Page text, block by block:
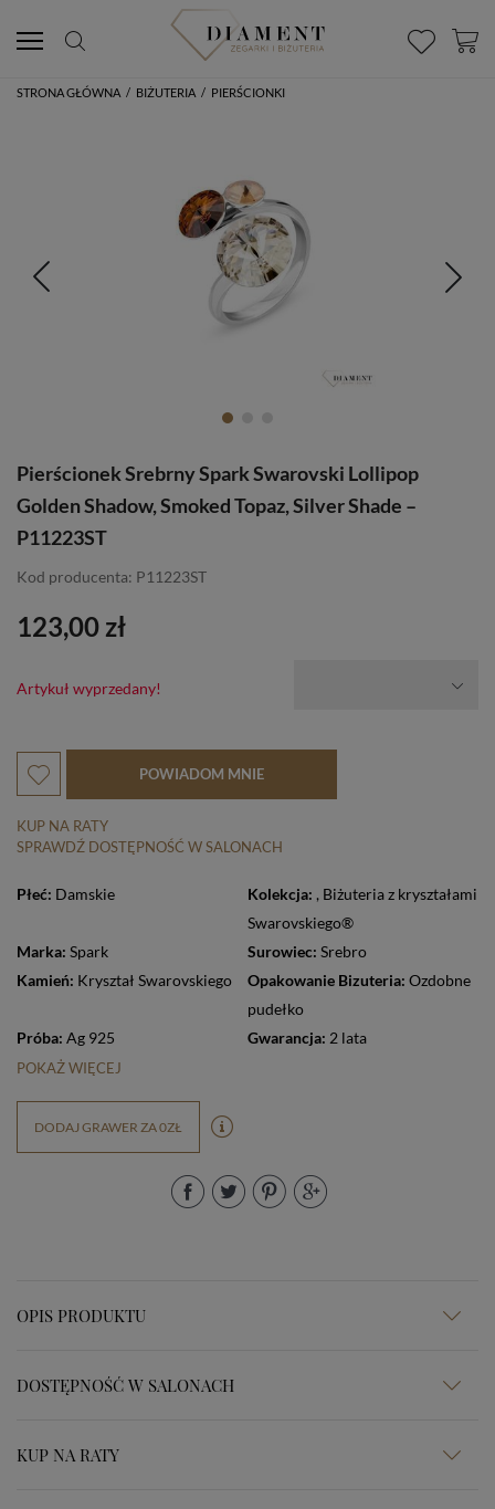
STRONA GŁÓWNA / BIŻUTERIA / PIERŚCIONKI
Pierścionek Srebrny Spark Swarovski Lollipop
Golden Shadow, Smoked Topaz, Silver Shade –
P11223ST
Kod producenta: P11223ST
123,00 zł
Artykuł wyprzedany!
POWIADOM MNIE
KUP NA RATY
SPRAWDŹ DOSTĘPNOŚĆ W SALONACH
Płeć: Damskie Kolekcja: ,
Swarovskiego®
Marka: Spark Surowiec: Srebro
Kamień: Kryształ Swarovskiego Opakowanie Bizuteria: Ozdobne
pudełko
Próba: Ag 925 Gwarancja: 2 lata
POKAŻ WIĘCEJ
DODAJ GRAWER ZA 0ZŁ
OPIS PRODUKTU
DOSTĘPNOŚĆ W SALONACH
KUP NA RATY